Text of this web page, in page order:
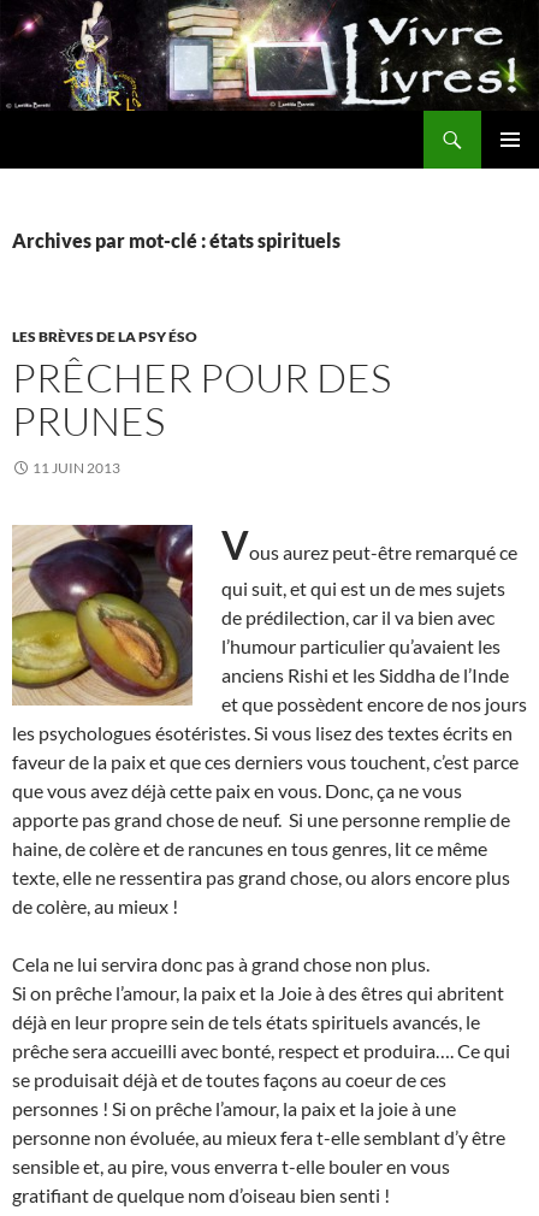
Aller
au
contenu
Archives par mot-clé : états spirituels
LES BRÈVES DE LA PSY ÉSO
PRÊCHER POUR DES
PRUNES
11 JUIN 2013
Vous aurez peut-être remarqué ce
qui suit, et qui est un de mes sujets
de prédilection, car il va bien avec
l’humour particulier qu’avaient les
anciens Rishi et les Siddha de l’Inde
et que possèdent encore de nos jours
les psychologues ésotéristes. Si vous lisez des textes écrits en
faveur de la paix et que ces derniers vous touchent, c’est parce
que vous avez déjà cette paix en vous. Donc, ça ne vous
apporte pas grand chose de neuf. Si une personne remplie de
haine, de colère et de rancunes en tous genres, lit ce même
texte, elle ne ressentira pas grand chose, ou alors encore plus
de colère, au mieux !
Cela ne lui servira donc pas à grand chose non plus.
Si on prêche l’amour, la paix et la Joie à des êtres qui abritent
déjà en leur propre sein de tels états spirituels avancés, le
prêche sera accueilli avec bonté, respect et produira…. Ce qui
se produisait déjà et de toutes façons au coeur de ces
personnes ! Si on prêche l’amour, la paix et la joie à une
personne non évoluée, au mieux fera t-elle semblant d’y être
sensible et, au pire, vous enverra t-elle bouler en vous
gratifiant de quelque nom d’oiseau bien senti !